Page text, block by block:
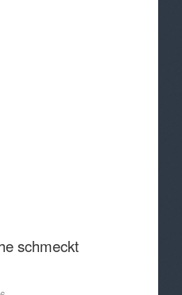
schmeckt